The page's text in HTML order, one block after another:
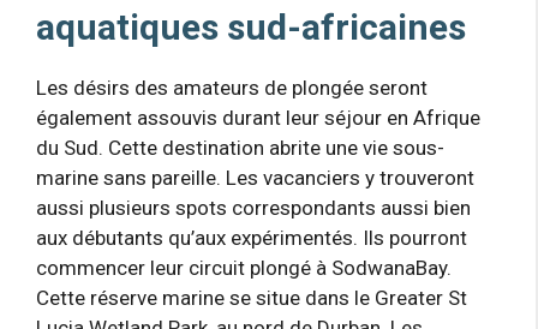
aquatiques sud-africaines
Les désirs des amateurs de plongée seront
également assouvis durant leur séjour en Afrique
du Sud. Cette destination abrite une vie sous-
marine sans pareille. Les vacanciers y trouveront
aussi plusieurs spots correspondants aussi bien
aux débutants qu’aux expérimentés. Ils pourront
commencer leur circuit plongé à SodwanaBay.
Cette réserve marine se situe dans le Greater St